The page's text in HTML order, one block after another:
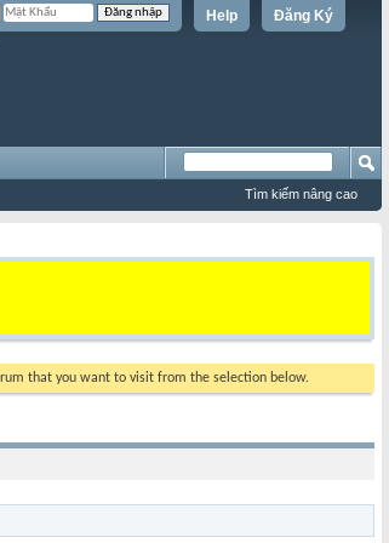
Đăng Ký
Help
Tìm kiếm nâng cao
that you want to visit from the selection below.